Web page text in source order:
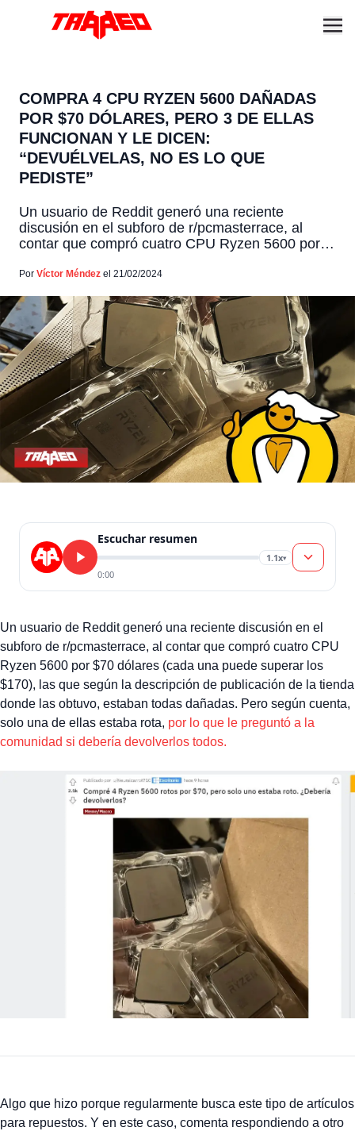
COMPRA 4 CPU RYZEN 5600 DAÑADAS
POR $70 DÓLARES, PERO 3 DE ELLAS
FUNCIONAN Y LE DICEN:
“DEVUÉLVELAS, NO ES LO QUE
PEDISTE”
Un usuario de Reddit generó una reciente
discusión en el subforo de r/pcmasterrace, al
contar que compró cuatro CPU Ryzen 5600 por
las que según la descripción de publicación de la
Pero según cuenta, solo una de ellas estaba rota,
[…]
Por Víctor Méndez el 21/02/2024
Escuchar resumen
1.1x▾
0:00
Un usuario de Reddit generó una reciente discusión en el
subforo de r/pcmasterrace, al contar que compró cuatro CPU
Ryzen 5600 por $70 dólares (cada una puede superar los
$170), las que según la descripción de publicación de la tienda
donde las obtuvo, estaban todas dañadas. Pero según cuenta,
solo una de ellas estaba rota, por lo que le preguntó a la
comunidad si debería devolverlos todos.
Algo que hizo porque regularmente busca este tipo de artículos
para repuestos. Y en este caso, comenta respondiendo a otro